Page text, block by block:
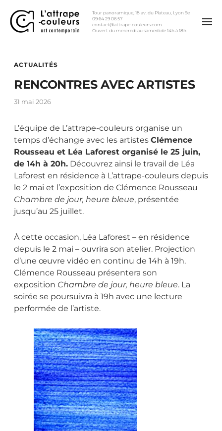
Tour panoramique, 18 av. du Plateau, Lyon 9e
09 64 29 06 57
contact@attrape-couleurs.com
Ouvert du mercredi au samedi de 14h à 18h
ACTUALITÉS
RENCONTRES AVEC ARTISTES
31 mai 2026
L’équipe de L’attrape-couleurs organise un
temps d’échange avec les artistes Clémence
Rousseau et Léa Laforest organisé le 25 juin,
de 14h à 20h. Découvrez ainsi le travail de Léa
Laforest en résidence à L’attrape-couleurs depuis
le 2 mai et l’exposition de Clémence Rousseau
Chambre de jour, heure bleue, présentée
jusqu’au 25 juillet.
À cette occasion, Léa Laforest – en résidence
depuis le 2 mai – ouvrira son atelier. Projection
d’une œuvre vidéo en continu de 14h à 19h.
Clémence Rousseau présentera son
exposition Chambre de jour, heure bleue. La
soirée se poursuivra à 19h avec une lecture
performée de l’artiste.